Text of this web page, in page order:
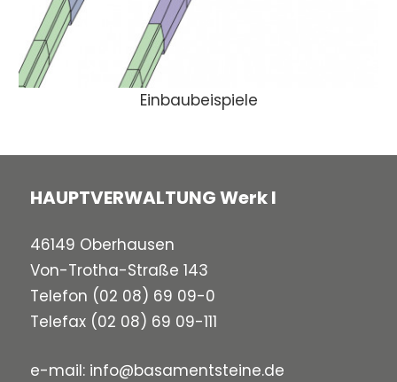
Einbaubeispiele
HAUPTVERWALTUNG Werk I
46149 Oberhausen
Von-Trotha-Straße 143
Telefon (02 08) 69 09-0
Telefax (02 08) 69 09-111
e-mail: info@basamentsteine.de